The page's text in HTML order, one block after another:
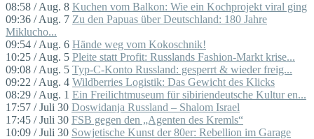
08:58 / Aug. 8 Kuchen vom Balkon: Wie ein Kochprojekt viral ging
09:36 / Aug. 7 Zu den Papuas über Deutschland: 180 Jahre
Miklucho...
09:54 / Aug. 6 Hände weg vom Kokoschnik!
10:25 / Aug. 5 Pleite statt Profit: Russlands Fashion-Markt krise...
09:08 / Aug. 5 Typ-C-Konto Russland: gesperrt & wieder freig...
09:22 / Aug. 4 Wildberries Logistik: Das Gewicht des Klicks
08:29 / Aug. 1 Ein Freilichtmuseum für sibiriendeutsche Kultur en...
17:57 / Juli 30 Doswidanja Russland – Shalom Israel
17:45 / Juli 30 FSB gegen den „Agenten des Kremls“
10:09 / Juli 30 Sowjetische Kunst der 80er: Rebellion im Garage